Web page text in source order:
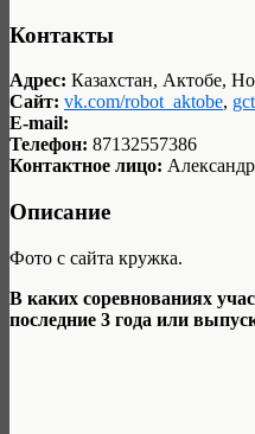
Контакты
Адрес: Казахстан, Актобе,
Сайт: vk.com/robot_aktobe,
E-mail:
Телефон: 87132557386
Контактное лицо: Александр
Описание
Фото с сайта кружка.
В каких соревнованиях
последние 3 года или